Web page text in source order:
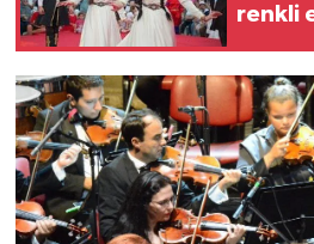
renkli